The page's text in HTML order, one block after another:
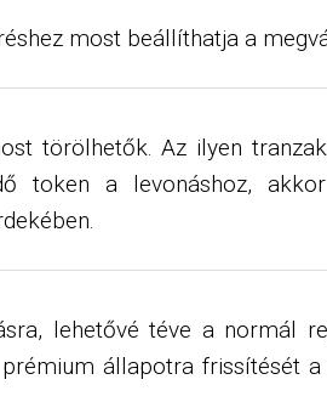
most beállíthatja a
törölhetők. Az ilyen
token a levonáshoz,
lehetővé téve a normál
állapotra frissítését